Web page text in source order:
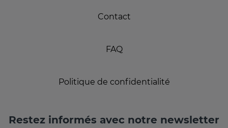
Contact
FAQ
Politique de confidentialité
Restez informés avec notre newsletter